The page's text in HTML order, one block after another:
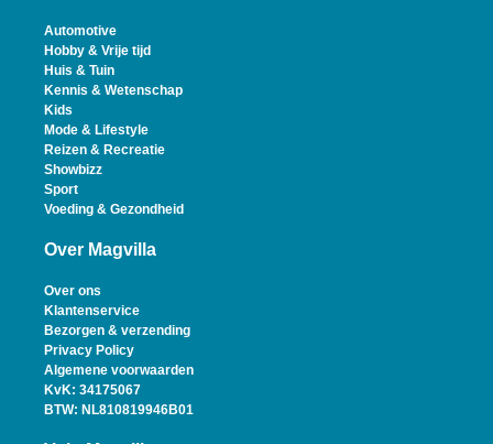
Automotive
Hobby & Vrije tijd
Huis & Tuin
Kennis & Wetenschap
Kids
Mode & Lifestyle
Reizen & Recreatie
Showbizz
Sport
Voeding & Gezondheid
Over Magvilla
Over ons
Klantenservice
Bezorgen & verzending
Privacy Policy
Algemene voorwaarden
KvK: 34175067
BTW: NL810819946B01